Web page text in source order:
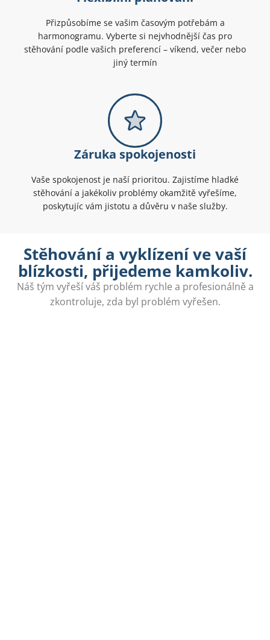
Přizpůsobíme se vašim časovým potřebám a
harmonogramu. Vyberte si nejvhodnější čas pro
stěhování podle vašich preferencí – víkend, večer nebo
jiný termín
Záruka spokojenosti
Vaše spokojenost je naší prioritou. Zajistíme hladké
stěhování a jakékoliv problémy okamžitě vyřešíme,
poskytujíc vám jistotu a důvěru v naše služby.
Stěhování a vyklízení ve vaší
blízkosti, přijedeme kamkoliv.
Náš tým vyřeší váš problém rychle a profesionálně a
zkontroluje, zda byl problém vyřešen.